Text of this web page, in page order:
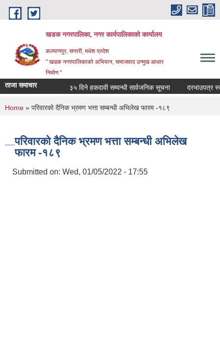
Skip to main content
खडक नगरपालिका, नगर कार्यपालिकाकाे कार्यालय
कल्याणपुर, सप्तरी, मधेश प्रदेश
" खडक नगरपालिकाको अभियान, समाजवाद उन्मुख आधार
निर्माण "
ताजा समाचार ३५ दिने हकदावी सम्वन्धी सार्वजनिक सूचना दरभाउपत्र
You are here
Home » परिवारको दैनिक भ्रमण भत्ता सम्बन्धी अभिलेख फारम -१८९
परिवारको दैनिक भ्रमण भत्ता सम्बन्धी अभिलेख
फारम -१८९
Submitted on: Wed, 01/05/2022 - 17:55